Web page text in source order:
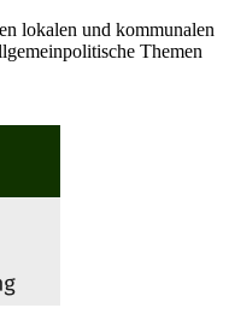
lokalen und kommunalen
Themen